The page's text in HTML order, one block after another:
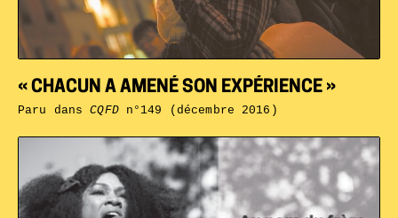
« CHACUN A AMENÉ SON EXPÉRIENCE »
Paru dansCQFDn°149 (décembre 2016)